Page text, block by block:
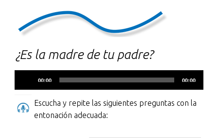
¿Es la madre de tu padre?
de
00:00 00:00
Escucha y repite las siguientes preguntas con la
entonación adecuada: